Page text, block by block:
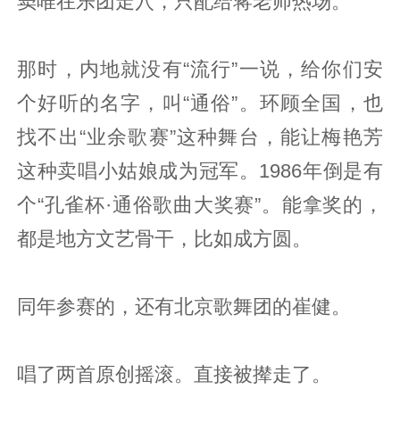
那时，内地就没有“流行”一说，给你们安
个好听的名字，叫“通俗”。环顾全国，也
找不出“业余歌赛”这种舞台，能让梅艳芳
这种卖唱小姑娘成为冠军。1986年倒是有
个“孔雀杯·通俗歌曲大奖赛”。能拿奖的，
都是地方文艺骨干，比如成方圆。
同年参赛的，还有北京歌舞团的崔健。
唱了两首原创摇滚。直接被撵走了。